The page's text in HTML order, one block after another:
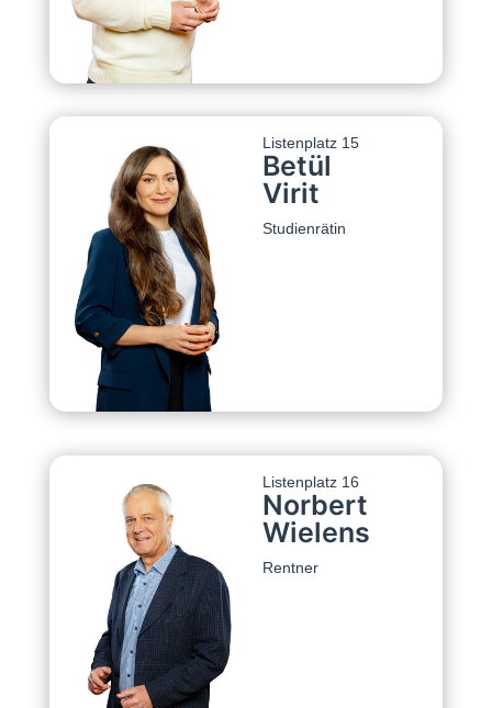
Listenplatz 15
Betül
Virit
Studienrätin
Listenplatz 16
Norbert
Wielens
Rentner